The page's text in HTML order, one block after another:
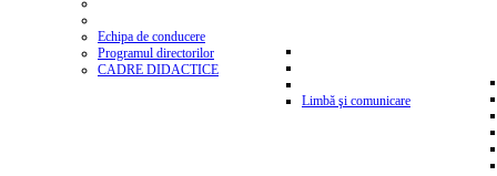
Echipa de conducere
Programul directorilor
CADRE DIDACTICE
Limbă şi comunicare